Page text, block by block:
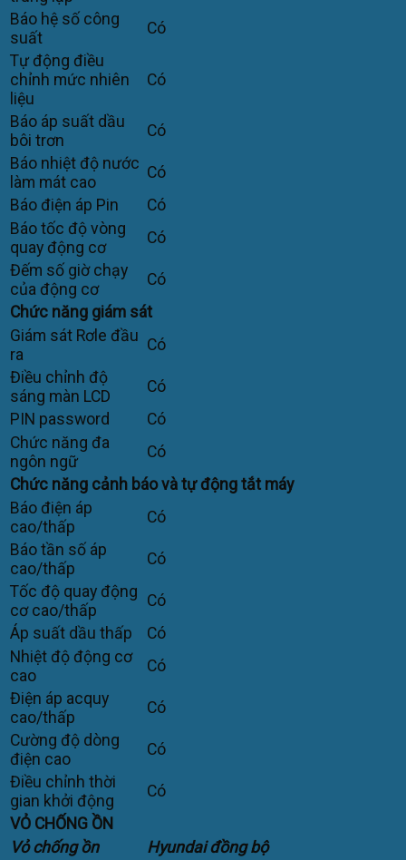
Báo hệ số công
suất
Có
Tự động điều
chỉnh mức nhiên
liệu
Có
Báo áp suất dầu
bôi trơn
Có
Báo nhiệt độ nước
làm mát cao
Có
Báo điện áp Pin
Có
Báo tốc độ vòng
quay động cơ
Có
Đếm số giờ chạy
của động cơ
Có
Chức năng giám sát
Giám sát Rơle đầu
ra
Có
Điều chỉnh độ
sáng màn LCD
Có
PIN password
Có
Chức năng đa
ngôn ngữ
Có
Chức năng cảnh báo và tự động tắt máy
Báo điện áp
cao/thấp
Có
Báo tần số áp
cao/thấp
Có
Tốc độ quay động
cơ cao/thấp
Có
Áp suất dầu thấp
Có
Nhiệt độ động cơ
cao
Có
Điện áp acquy
cao/thấp
Có
Cường độ dòng
điện cao
Có
Điều chỉnh thời
gian khởi động
Có
VỎ CHỐNG ỒN
Vỏ chống ồn
Hyundai đồng bộ